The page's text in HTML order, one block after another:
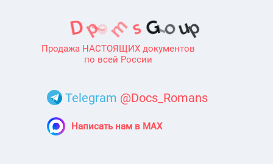
Продажа НАСТОЯЩИХ документов
по всей России
Telegram @Docs_Romans
Написать нам в MAX